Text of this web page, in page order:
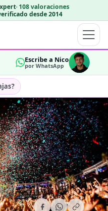
· 108 valoraciones
desde 2014
Escribe a Nico
por WhatsApp
OK